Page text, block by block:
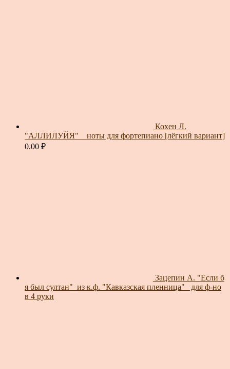
Кохен Л.
"АЛЛИЛУЙЯ" _ ноты для фортепиано [лёгкий вариант]
0.00 ₽
Зацепин А. "Если б
я был султан"_из к.ф. "Кавказская пленница"_ для ф-но
в 4 руки